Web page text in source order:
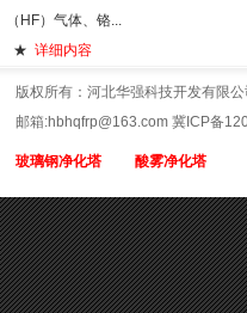
（HF）气体、铬...
★ 详细内容
版权所有：河北华强科技开发有
邮箱:hbhqfrp@163.com 冀ICP备
玻璃钢净化塔 酸雾净化塔